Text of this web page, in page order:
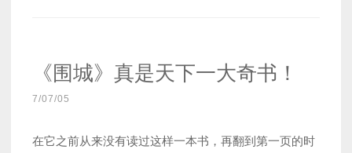
《围城》真是天下一大奇书！
7/07/05
在它之前从来没有读过这样一本书，再翻到第一页的时